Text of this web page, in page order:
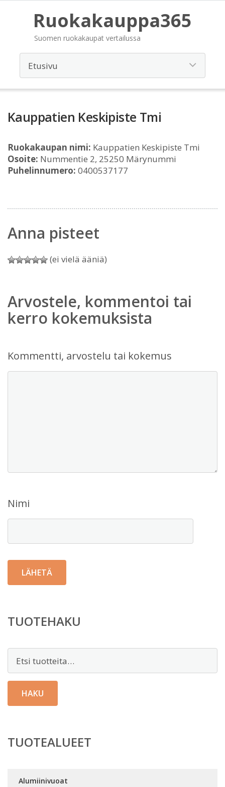
Ruokakauppa365
Suomen ruokakaupat vertailussa
Kauppatien Keskipiste Tmi
Ruokakaupan nimi: Kauppatien Keskipiste Tmi
Osoite: Nummentie 2, 25250 Märynummi
Puhelinnumero: 0400537177
Anna pisteet
(ei vielä ääniä)
Arvostele, kommentoi tai
kerro kokemuksista
Kommentti, arvostelu tai kokemus
Nimi
TUOTEHAKU
HAKU
TUOTEALUEET
Alumiinivuoat